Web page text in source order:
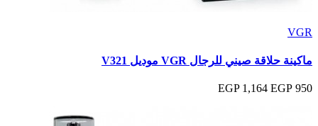
VGR
ماكينة حلاقة صيني للرجال VGR موديل V321
950 EGP
1,164 EGP